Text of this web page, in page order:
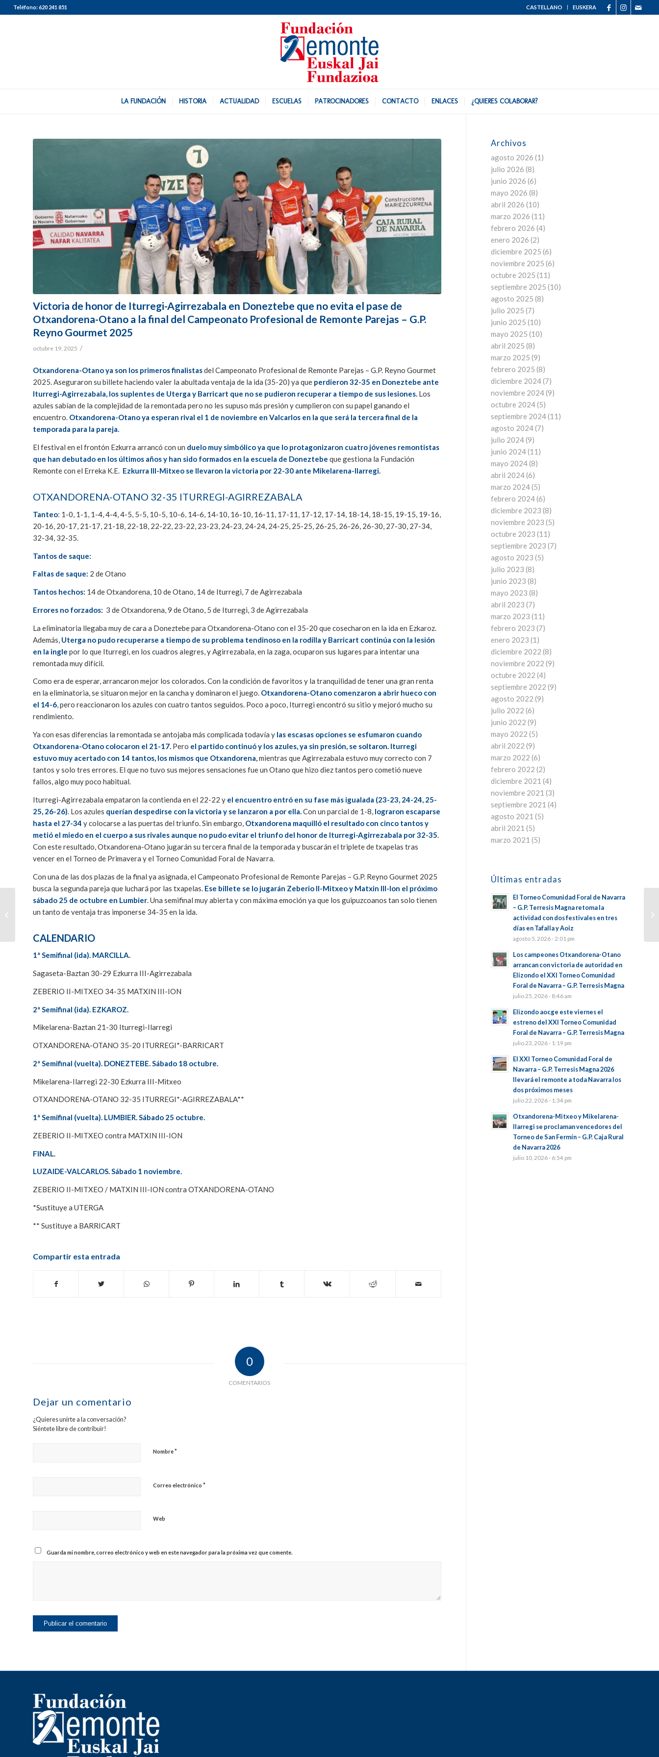
CASTELLANO EUSKERA
Teléfono:620 241 851
LA FUNDACIÓN HISTORIA ACTUALIDAD ESCUELAS PATROCINADORES CONTACTO ENLACES ¿QUIERES COLABORAR?
Victoria de honor de Iturregi-Agirrezabala en Doneztebe que no evita el pase de
Otxandorena-Otano a la final del Campeonato Profesional de Remonte Parejas – G.P.
Reyno Gourmet 2025
octubre 19, 2025 /
Otxandorena-Otano ya son los primeros finalistasdel Campeonato Profesional de Remonte Parejas – G.P. Reyno Gourmet
2025. Aseguraron su billete haciendo valer la abultada ventaja de la ida (35-20) ya que perdieron 32-35 en Doneztebe ante
Iturregi-Agirrezabala, los suplentes de Uterga y Barricart que no se pudieron recuperar a tiempo de sus lesiones. Los
azules sabían de la complejidad de la remontada pero no les supuso más presión y cumplieron con su papel ganando el
encuentro. Otxandorena-Otano ya esperan rival el 1 de noviembre en Valcarlos en la que será la tercera final de la
temporada para la pareja.
El festival en el frontón Ezkurra arrancó con un duelo muy simbólico ya que lo protagonizaron cuatro jóvenes remontistas
que han debutado en los últimos años y han sido formados en la escuela de Doneztebe que gestiona la Fundación
Remonte con el Erreka K.E. Ezkurra III-Mitxeo se llevaron la victoria por 22-30 ante Mikelarena-Ilarregi.
OTXANDORENA-OTANO 32-35 ITURREGI-AGIRREZABALA
Tanteo: 1-0, 1-1, 1-4, 4-4, 4-5, 5-5, 10-5, 10-6, 14-6, 14-10, 16-10, 16-11, 17-11, 17-12, 17-14, 18-14, 18-15, 19-15, 19-16,
20-16, 20-17, 21-17, 21-18, 22-18, 22-22, 23-22, 23-23, 24-23, 24-24, 24-25, 25-25, 26-25, 26-26, 26-30, 27-30, 27-34,
32-34, 32-35.
Tantos de saque:
Faltas de saque: 2 de Otano
Tantos hechos: 14 de Otxandorena, 10 de Otano, 14 de Iturregi, 7 de Agirrezabala
Errores no forzados: 3 de Otxandorena, 9 de Otano, 5 de Iturregi, 3 de Agirrezabala
La eliminatoria llegaba muy de cara a Doneztebe para Otxandorena-Otano con el 35-20 que cosecharon en la ida en Ezkaroz.
Además, Uterga no pudo recuperarse a tiempo de su problema tendinoso en la rodilla y Barricart continúa con la lesión
en la ingle por lo que Iturregi, en los cuadros alegres, y Agirrezabala, en la zaga, ocuparon sus lugares para intentar una
remontada muy difícil.
Como era de esperar, arrancaron mejor los colorados. Con la condición de favoritos y la tranquilidad de tener una gran renta
en la eliminatoria, se situaron mejor en la cancha y dominaron el juego. Otxandorena-Otano comenzaron a abrir hueco con
el 14-6, pero reaccionaron los azules con cuatro tantos seguidos. Poco a poco, Iturregi encontró su sitio y mejoró mucho su
rendimiento.
Ya con esas diferencias la remontada se antojaba más complicada todavía y las escasas opciones se esfumaron cuando
Otxandorena-Otano colocaron el 21-17. Pero el partido continuó y los azules, ya sin presión, se soltaron. Iturregi
estuvo muy acertado con 14 tantos, los mismos que Otxandorena,mientras que Agirrezabala estuvo muy correcto con 7
tantos y solo tres errores. El que no tuvo sus mejores sensaciones fue un Otano que hizo diez tantos pero cometió nueve
fallos, algo muy poco habitual.
Iturregi-Agirrezabala empataron la contienda en el 22-22 y el encuentro entró en su fase más igualada (23-23, 24-24, 25-
25, 26-26). Los azules querían despedirse con la victoria y se lanzaron a por ella.Con un parcial de 1-8, lograron escaparse
hasta el 27-34 y colocarse a las puertas del triunfo. Sin embargo, Otxandorena maquilló el resultado con cinco tantos y
metió el miedo en el cuerpo a sus rivales aunque no pudo evitar el triunfo del honor de Iturregi-Agirrezabala por 32-35.
Con este resultado, Otxandorena-Otano jugarán su tercera final de la temporada y buscarán el triplete de txapelas tras
vencer en el Torneo de Primavera y el Torneo Comunidad Foral de Navarra.
Con una de las dos plazas de la final ya asignada, el Campeonato Profesional de Remonte Parejas – G.P. Reyno Gourmet 2025
busca la segunda pareja que luchará por las txapelas. Ese billete se lo jugarán Zeberio II-Mitxeo y Matxin III-Ion el próximo
sábado 25 de octubre en Lumbier . Una semifinal muy abierta y con máxima emoción ya que los guipuzcoanos tan solo tienen
un tanto de ventaja tras imponerse 34-35 en la ida.
CALENDARIO
1ª Semifinal (ida). MARCILLA.
Sagaseta-Baztan 30-29 Ezkurra III-Agirrezabala
ZEBERIO II-MITXEO 34-35 MATXIN III-ION
2ª Semifinal (ida). EZKAROZ.
Mikelarena-Baztan 21-30 Iturregi-Ilarregi
OTXANDORENA-OTANO 35-20 ITURREGI*-BARRICART
2ª Semifinal (vuelta). DONEZTEBE. Sábado 18 octubre.
Mikelarena-Ilarregi 22-30 Ezkurra III-Mitxeo
OTXANDORENA-OTANO 32-35 ITURREGI*-AGIRREZABALA**
1ª Semifinal (vuelta). LUMBIER. Sábado 25 octubre.
ZEBERIO II-MITXEO contra MATXIN III-ION
FINAL.
LUZAIDE-VALCARLOS. Sábado 1 noviembre.
ZEBERIO II-MITXEO / MATXIN III-ION contra OTXANDORENA-OTANO
*Sustituye a UTERGA
** Sustituye a BARRICART
Compartir esta entrada
0
COMENTARIOS
Dejar un comentario
¿Quieres unirte a la conversación?
Siéntete libre de contribuir!
Nombre*
Correo electrónico *
Web
Guarda mi nombre, correo electrónico y web en este navegador para la próxima vez que comente.
Archivos
agosto 2026 (1)
julio 2026 (8)
junio 2026 (6)
mayo 2026 (8)
abril 2026 (10)
marzo 2026 (11)
febrero 2026 (4)
enero 2026 (2)
diciembre 2025 (6)
noviembre 2025 (6)
octubre 2025 (11)
septiembre 2025 (10)
agosto 2025 (8)
julio 2025 (7)
junio 2025 (10)
mayo 2025 (10)
abril 2025 (8)
marzo 2025 (9)
febrero 2025 (8)
diciembre 2024(7)
noviembre 2024(9)
octubre 2024(5)
septiembre 2024(11)
agosto 2024(7)
julio 2024(9)
junio 2024(11)
mayo 2024(8)
abril 2024(6)
marzo 2024(5)
febrero 2024(6)
diciembre 2023 (8)
noviembre 2023 (5)
octubre 2023 (11)
septiembre 2023 (7)
agosto 2023 (5)
julio 2023 (8)
junio 2023 (8)
mayo 2023 (8)
abril 2023 (7)
marzo 2023 (11)
febrero 2023 (7)
enero 2023 (1)
diciembre 2022 (8)
noviembre 2022 (9)
octubre 2022 (4)
septiembre 2022 (9)
agosto 2022 (9)
julio 2022 (6)
junio 2022 (9)
mayo 2022 (5)
abril 2022 (9)
marzo 2022 (6)
febrero 2022 (2)
diciembre 2021 (4)
noviembre 2021 (3)
septiembre 2021 (4)
agosto 2021 (5)
abril 2021 (5)
marzo 2021 (5)
Últimas entradas
El Torneo Comunidad Foral de Navarra
– G.P. Terresis Magna retoma la
actividad con dos festivales en tres
días en Tafalla y Aoiz
agosto 5, 2026 - 2:01 pm
Los campeones Otxandorena-Otano
arrancan con victoria de autoridad en
Elizondo el XXI Torneo Comunidad
Foral de Navarra – G.P. Terresis Magna
julio 25, 2026 - 8:46 am
Elizondo aocge este viernes el
estreno del XXI Torneo Comunidad
Foral de Navarra – G.P. Terresis Magna
julio 23, 2026 - 1:19 pm
El XXI Torneo Comunidad Foral de
Navarra – G.P. Terresis Magna 2026
llevará el remonte a toda Navarra los
dos próximos meses
julio 22, 2026 - 1:34 pm
Otxandorena-Mitxeo y Mikelarena-
Ilarregi se proclaman vencedores del
Torneo de San Fermín – G.P. Caja Rural
de Navarra 2026
julio 10, 2026 - 6:54 pm
Doneztebe acoge la
vuelta de la segunda
Parejas...